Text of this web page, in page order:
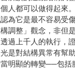
人都可以做得起來。
為它是最不容易受傷
調整」觀念，非但
過上千人的執行，
是對結構異常有幫
明顯的轉變──包括